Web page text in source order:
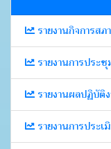
รายงานกิจการสภา
รายงานการประ
รายงานผลปฏิบัติ
รายงานการประ